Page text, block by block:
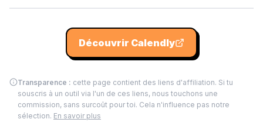
Découvrir Calendly
Transparence : cette page contient des liens d'affiliation. Si tu
souscris à un outil via l'un de ces liens, nous touchons une
commission, sans surcoût pour toi. Cela n'influence pas notre
sélection. En savoir plus